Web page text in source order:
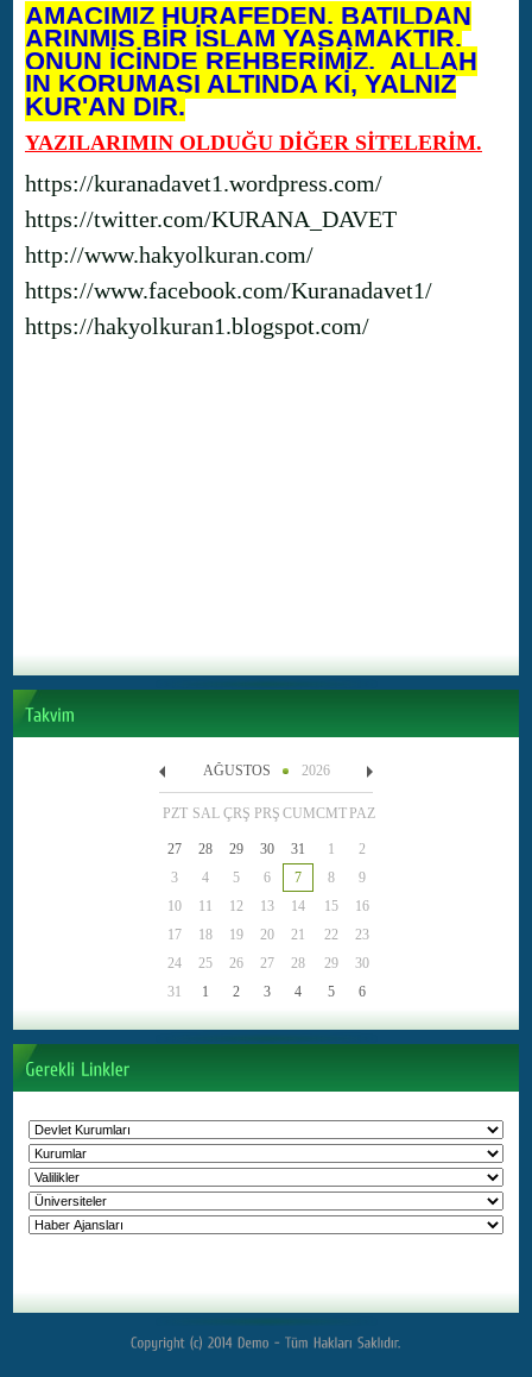
AMACIMIZ HURAFEDEN, BATILDAN
ARINMIŞ BİR İSLAM YAŞAMAKTIR.
ONUN İÇİNDE REHBERİMİZ, ALLAH
IN KORUMASI ALTINDA Kİ, YALNIZ
KUR'AN DIR.
YAZILARIMIN OLDUĞU DİĞER SİTELERİM.
https://kuranadavet1.wordpress.com/
https://twitter.com/KURANA_DAVET
http://www.hakyolkuran.com/
https://www.facebook.com/Kuranadavet1/
https://hakyolkuran1.blogspot.com/